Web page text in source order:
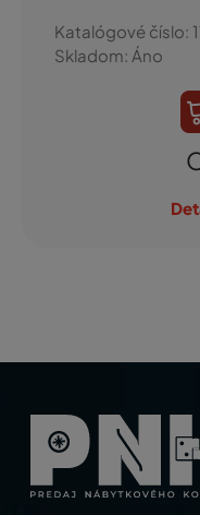
Katalógové číslo:
Skladom: Áno